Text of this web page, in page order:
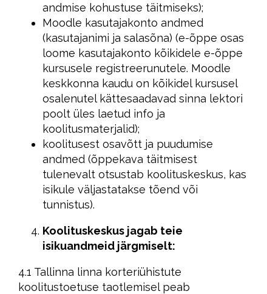
andmise kohustuse täitmiseks);
Moodle kasutajakonto andmed
(kasutajanimi ja salasõna) (e-õppe osas
loome kasutajakonto kõikidele e-õppe
kursusele registreerunutele. Moodle
keskkonna kaudu on kõikidel kursusel
osalenutel kättesaadavad sinna lektori
poolt üles laetud info ja
koolitusmaterjalid);
koolitusest osavõtt ja puudumise
andmed (õppekava täitmisest
tulenevalt otsustab koolituskeskus, kas
isikule väljastatakse tõend või
tunnistus).
Koolituskeskus jagab teie
isikuandmeid järgmiselt:
4.1 Tallinna linna korteriühistute
koolitustoetuse taotlemisel peab